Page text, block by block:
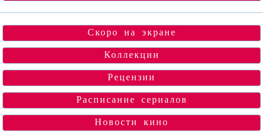
Скоро на экране
Коллекции
Рецензии
Расписание сериалов
Новости кино